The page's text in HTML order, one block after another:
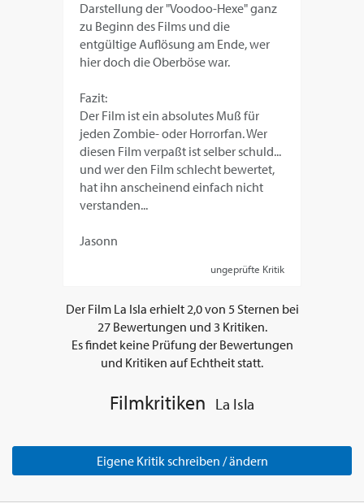
Darstellung der "Voodoo-Hexe" ganz
zu Beginn des Films und die
entgültige Auflösung am Ende, wer
hier doch die Oberböse war.
Fazit:
Der Film ist ein absolutes Muß für
jeden Zombie- oder Horrorfan. Wer
diesen Film verpaßt ist selber schuld...
und wer den Film schlecht bewertet,
hat ihn anscheinend einfach nicht
verstanden...
Jasonn
ungeprüfte Kritik
Der Film La Isla erhielt2,0von 5Sternen bei
27Bewertungen und 3 Kritiken.
Es findet keine Prüfung der Bewertungen
und Kritiken auf Echtheit statt.
Filmkritiken La Isla
Eigene Kritik schreiben / ändern